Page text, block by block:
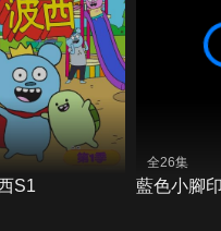
S1
全26集
藍色小腳